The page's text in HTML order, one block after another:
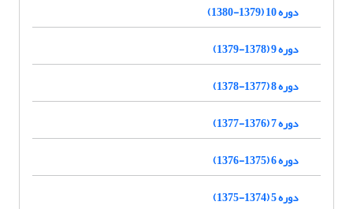
دوره 10 (1379-1380)
دوره 9 (1378-1379)
دوره 8 (1377-1378)
دوره 7 (1376-1377)
دوره 6 (1375-1376)
دوره 5 (1374-1375)